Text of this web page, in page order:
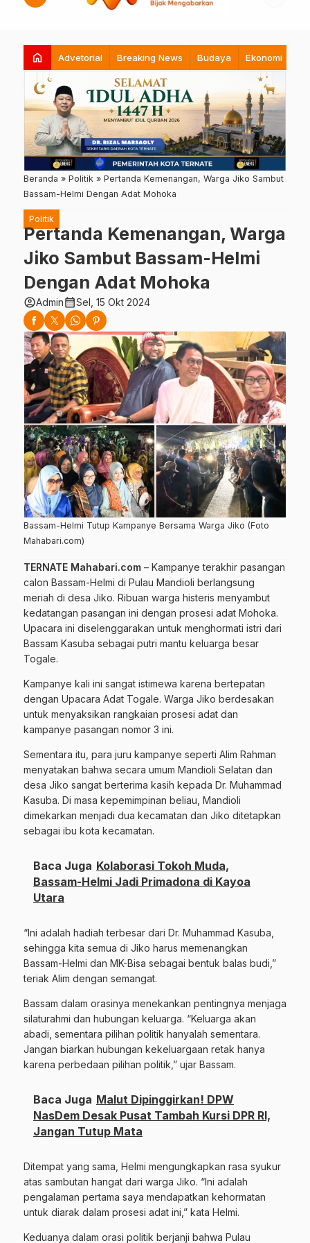
home Advetorial Breaking News Budaya Ekonomi
Beranda » Politik » Pertanda Kemenangan, Warga Jiko Sambut
Bassam-Helmi Dengan Adat Mohoka
Politik
Pertanda Kemenangan, Warga
Jiko Sambut Bassam-Helmi
Dengan Adat Mohoka
account_circleAdmincalendar_monthSel, 15 Okt 2024
Bassam-Helmi Tutup Kampanye Bersama Warga Jiko (Foto
Mahabari.com)
TERNATE Mahabari.com – Kampanye terakhir pasangan
calon Bassam-Helmi di Pulau Mandioli berlangsung
meriah di desa Jiko. Ribuan warga histeris menyambut
kedatangan pasangan ini dengan prosesi adat Mohoka.
Upacara ini diselenggarakan untuk menghormati istri dari
Bassam Kasuba sebagai putri mantu keluarga besar
Togale.
Kampanye kali ini sangat istimewa karena bertepatan
dengan Upacara Adat Togale. Warga Jiko berdesakan
untuk menyaksikan rangkaian prosesi adat dan
kampanye pasangan nomor 3 ini.
Sementara itu, para juru kampanye seperti Alim Rahman
menyatakan bahwa secara umum Mandioli Selatan dan
desa Jiko sangat berterima kasih kepada Dr. Muhammad
Kasuba. Di masa kepemimpinan beliau, Mandioli
dimekarkan menjadi dua kecamatan dan Jiko ditetapkan
sebagai ibu kota kecamatan.
Baca Juga Kolaborasi Tokoh Muda,
Bassam-Helmi Jadi Primadona di Kayoa
Utara
“Ini adalah hadiah terbesar dari Dr. Muhammad Kasuba,
sehingga kita semua di Jiko harus memenangkan
Bassam-Helmi dan MK-Bisa sebagai bentuk balas budi,”
teriak Alim dengan semangat.
Bassam dalam orasinya menekankan pentingnya menjaga
silaturahmi dan hubungan keluarga. “Keluarga akan
abadi, sementara pilihan politik hanyalah sementara.
Jangan biarkan hubungan kekeluargaan retak hanya
karena perbedaan pilihan politik,” ujar Bassam.
Baca Juga Malut Dipinggirkan! DPW
NasDem Desak Pusat Tambah Kursi DPR RI,
Jangan Tutup Mata
Ditempat yang sama, Helmi mengungkapkan rasa syukur
atas sambutan hangat dari warga Jiko. “Ini adalah
pengalaman pertama saya mendapatkan kehormatan
untuk diarak dalam prosesi adat ini,” kata Helmi.
Keduanya dalam orasi politik berjanji bahwa Pulau